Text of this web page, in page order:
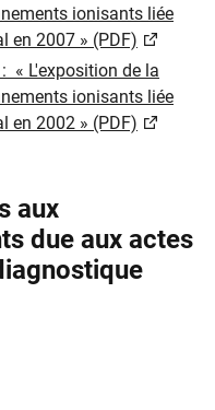
ionisants liée
en 2007 » (PDF)
« L'exposition de la
ionisants liée
en 2002 » (PDF)
aux
due aux actes